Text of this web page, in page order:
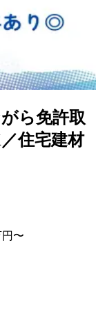
ら免許取
住宅建材
円〜